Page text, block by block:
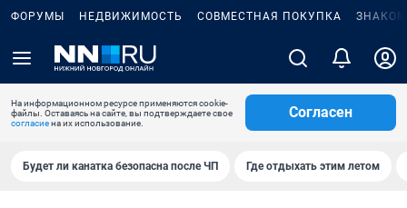
ФОРУМЫ НЕДВИЖИМОСТЬ СОВМЕСТНАЯ ПОКУПКА
На информационном ресурсе применяются cookie-
файлы. Оставаясь на сайте, вы подтверждаете свое
согласиена их использование.
Согласен
Будет ли канатка безопасна после ЧП Где отдыхать этим летом